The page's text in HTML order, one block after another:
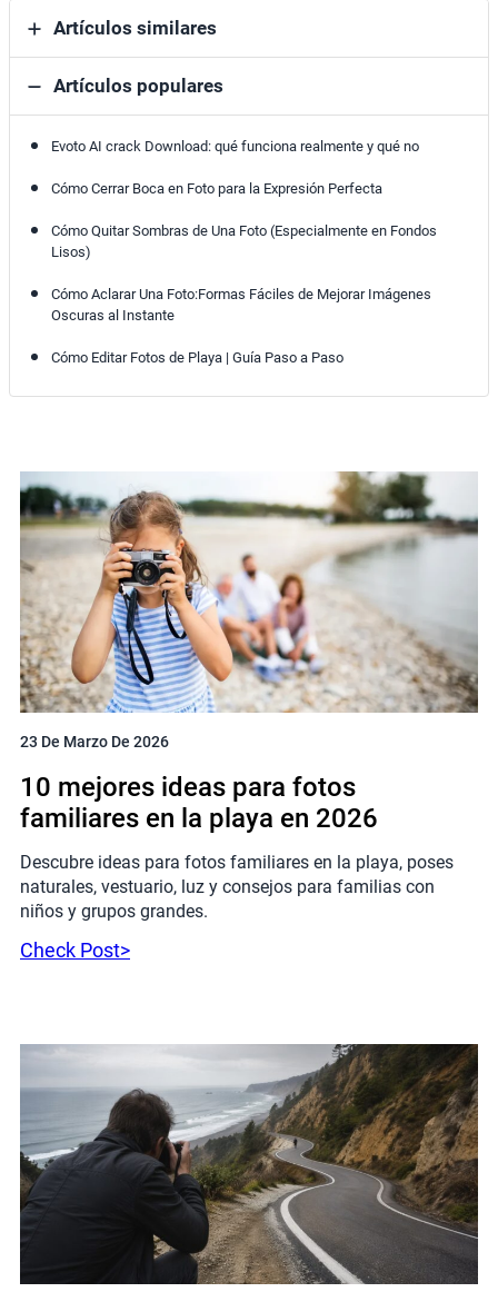
Artículos similares
Artículos populares
Evoto AI crack Download: qué funciona realmente y qué no
Cómo Cerrar Boca en Foto para la Expresión Perfecta
Cómo Quitar Sombras de Una Foto (Especialmente en Fondos
Lisos)
Cómo Aclarar Una Foto:Formas Fáciles de Mejorar Imágenes
Oscuras al Instante
Cómo Editar Fotos de Playa | Guía Paso a Paso
23 De Marzo De 2026
10 mejores ideas para fotos
familiares en la playa en 2026
Descubre ideas para fotos familiares en la playa, poses
naturales, vestuario, luz y consejos para familias con
niños y grupos grandes.
Check Post>